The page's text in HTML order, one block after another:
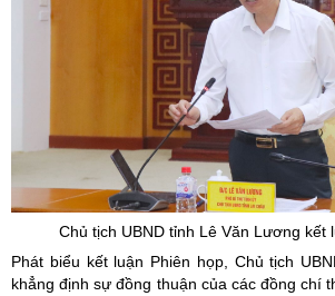
Chủ tịch UBND tỉnh Lê Văn Lương kết
Phát biểu kết luận Phiên họp, Chủ tịch
khẳng định sự đồng thuận của các đồng chí